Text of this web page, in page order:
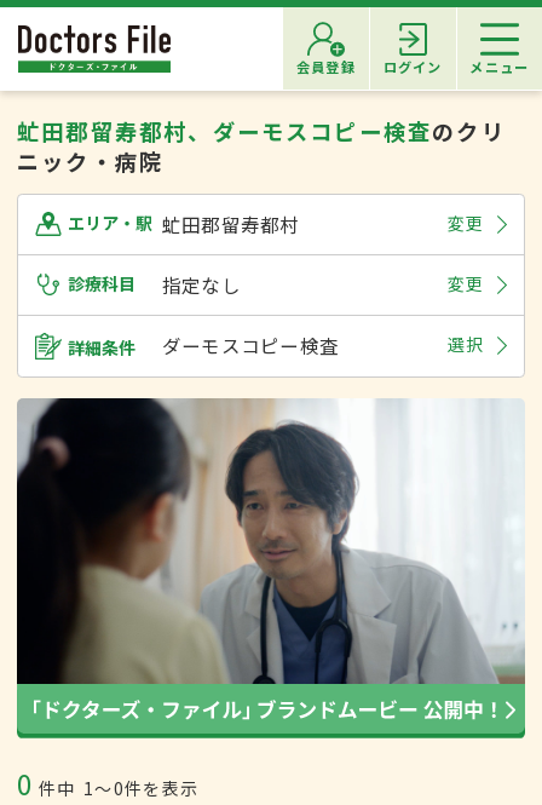
会員登録 ログイン メニュー
虻田郡留寿都村、ダーモスコピー検査のクリ
ニック・病院
エリア・駅 虻田郡留寿都村 変更
診療科目 指定なし 変更
詳細条件 ダーモスコピー検査 選択
0 件中 1〜0件を表示